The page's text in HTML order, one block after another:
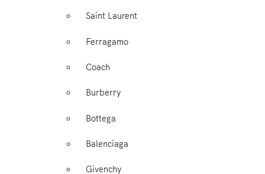
Saint Laurent
Ferragamo
Coach
Burberry
Bottega
Balenciaga
Givenchy